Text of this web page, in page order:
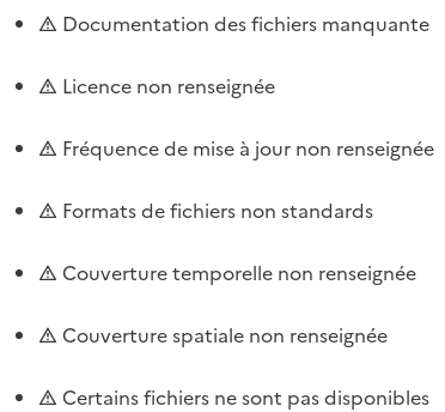
Documentation des fichiers manquante
Licence non renseignée
Fréquence de mise à jour non renseignée
Formats de fichiers non standards
Couverture temporelle non renseignée
Couverture spatiale non renseignée
Certains fichiers ne sont pas disponibles